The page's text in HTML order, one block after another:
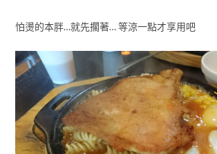
怕燙的本胖…就先擱著… 等涼一點才享用吧